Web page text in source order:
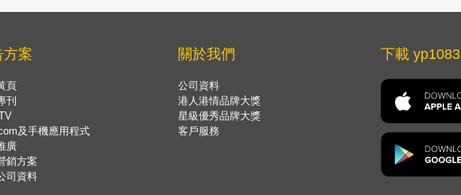
方案
頁
刊
及手機應用程式
廣
銷方案
司資料
關於我們
公司資料
港人港情品牌大獎
星級優秀品牌大獎
客戶服務
下載 yp1083